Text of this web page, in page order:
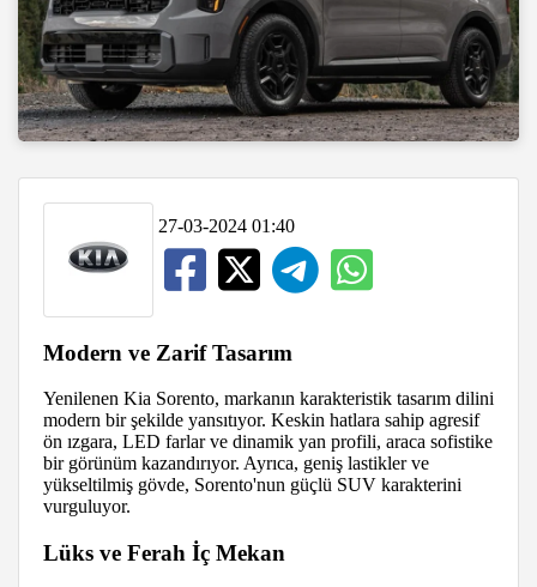
27-03-2024 01:40
Modern ve Zarif Tasarım
Yenilenen Kia Sorento, markanın karakteristik tasarım dilini
modern bir şekilde yansıtıyor. Keskin hatlara sahip agresif
ön ızgara, LED farlar ve dinamik yan profili, araca sofistike
bir görünüm kazandırıyor. Ayrıca, geniş lastikler ve
yükseltilmiş gövde, Sorento'nun güçlü SUV karakterini
vurguluyor.
Lüks ve Ferah İç Mekan